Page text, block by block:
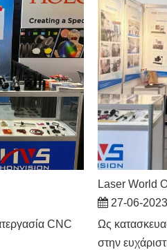
CNC
Laser World
27-06-2023
Ως
στην